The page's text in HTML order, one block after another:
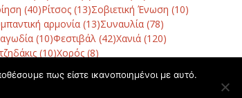
(40)Ρίτσος(13)Σοβιετική Ένωση (10)
αρμονία(13)Συναυλία(78)
(10)Φεστιβάλ(42)Χανιά(120)
(10)Χορός(8)
της Κέρκυρας με έργα Θεοδωράκη
πως είστε ικανοποιημένοι με αυτό.